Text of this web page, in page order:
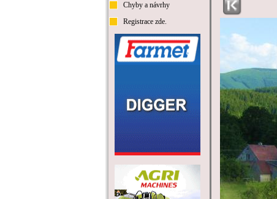
Chyby a návrhy
Registrace zde.